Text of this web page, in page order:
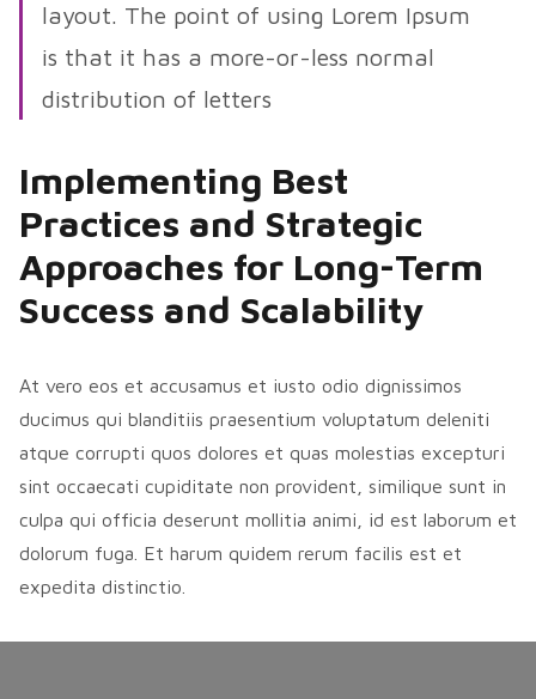
layout. The point of using Lorem Ipsum
is that it has a more-or-less normal
distribution of letters
Implementing Best
Practices and Strategic
Approaches for Long-Term
Success and Scalability
At vero eos et accusamus et iusto odio dignissimos
ducimus qui blanditiis praesentium voluptatum deleniti
atque corrupti quos dolores et quas molestias excepturi
sint occaecati cupiditate non provident, similique sunt in
culpa qui officia deserunt mollitia animi, id est laborum et
dolorum fuga. Et harum quidem rerum facilis est et
expedita distinctio.